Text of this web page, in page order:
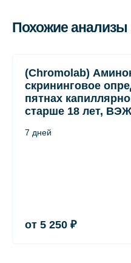
Похожие анализы
(Chromolab)
скрининговое
пятнах
старше 18 лет,
7 дней
от 5 250 ₽